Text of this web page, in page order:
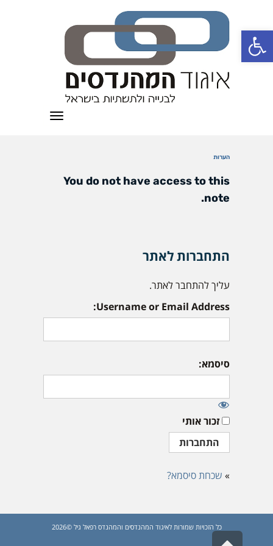
פתח סרגל נגישות
תפריט
הערות
You do not have access to this
note.
התחברות לאתר
עליך להתחבר לאתר.
Username or Email Address:
סיסמא:
זכור אותי
» שכחת סיסמא?
כל הזכויות שמורות לאיגוד המהנדסים והמהנדס רפאל גיל ©2026